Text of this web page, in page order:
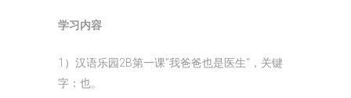
学习内容
1）汉语乐园2B第一课”我爸爸也是医生“，关键
字：也。